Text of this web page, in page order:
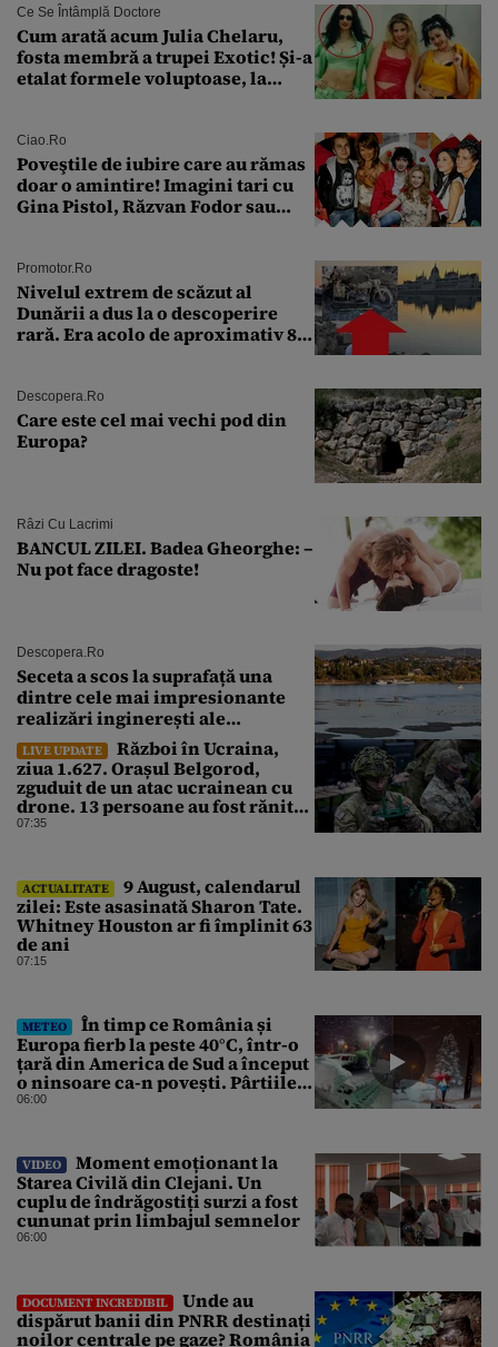
Ce Se Întâmplă Doctore
Cum arată acum Julia Chelaru,
fosta membră a trupei Exotic! Și-a
etalat formele voluptoase, la
Ciao.ro
Poveştile de iubire care au rămas
doar o amintire! Imagini tari cu
Gina Pistol, Răzvan Fodor sau
Promotor.ro
Nivelul extrem de scăzut al
Dunării a dus la o descoperire
rară. Era acolo de aproximativ 80
Descopera.ro
Care este cel mai vechi pod din
Europa?
Râzi Cu Lacrimi
BANCUL ZILEI. Badea Gheorghe: –
Nu pot face dragoste!
Descopera.ro
Seceta a scos la suprafață una
dintre cele mai impresionante
realizări inginerești ale
Imperiului Roman
LIVE UPDATE
Război în Ucraina,
ziua 1.627. Orașul Belgorod,
zguduit de un atac ucrainean cu
drone. 13 persoane au fost rănite
și mai multe clădiri, incendiate
07:35
ACTUALITATE
9 August, calendarul
zilei: Este asasinată Sharon Tate.
Whitney Houston ar fi împlinit 63
de ani
07:15
METEO
În timp ce România și
Europa fierb la peste 40°C, într-o
țară din America de Sud a început
o ninsoare ca-n povești. Pârtiile
s-au umplut de schiori
06:00
VIDEO
Moment emoționant la
Starea Civilă din Clejani. Un
cuplu de îndrăgostiți surzi a fost
cununat prin limbajul semnelor
06:00
DOCUMENT INCREDIBIL
Unde au
dispărut banii din PNRR destinați
noilor centrale pe gaze? România